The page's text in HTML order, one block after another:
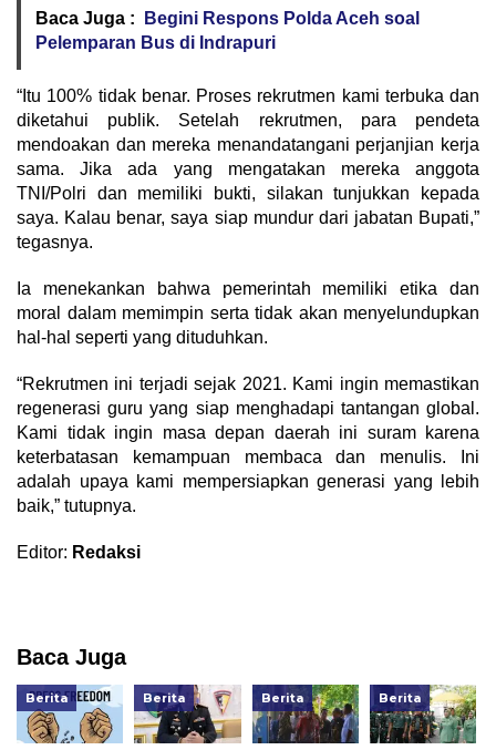
Baca Juga :
Begini Respons Polda Aceh soal
Pelemparan Bus di Indrapuri
“Itu 100% tidak benar. Proses rekrutmen kami terbuka dan
diketahui publik. Setelah rekrutmen, para pendeta
mendoakan dan mereka menandatangani perjanjian kerja
sama. Jika ada yang mengatakan mereka anggota
TNI/Polri dan memiliki bukti, silakan tunjukkan kepada
saya. Kalau benar, saya siap mundur dari jabatan Bupati,”
tegasnya.
Ia menekankan bahwa pemerintah memiliki etika dan
moral dalam memimpin serta tidak akan menyelundupkan
hal-hal seperti yang dituduhkan.
“Rekrutmen ini terjadi sejak 2021. Kami ingin memastikan
regenerasi guru yang siap menghadapi tantangan global.
Kami tidak ingin masa depan daerah ini suram karena
keterbatasan kemampuan membaca dan menulis. Ini
adalah upaya kami mempersiapkan generasi yang lebih
baik,” tutupnya.
Editor: Redaksi
Baca Juga
Berita Berita Berita Berita